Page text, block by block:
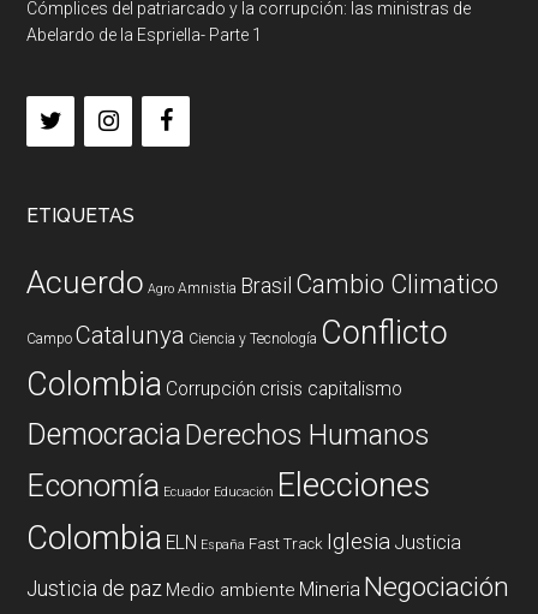
Cómplices del patriarcado y la corrupción: las ministras de
Abelardo de la Espriella- Parte 1
ETIQUETAS
Acuerdo Agro Amnistia Brasil Cambio Climatico
Campo Catalunya Ciencia y Tecnología Conflicto
Colombia Corrupción crisis capitalismo
DemocraciaDerechos Humanos
Economía Ecuador Educación Elecciones
Colombia ELN España Fast Track Iglesia Justicia
Justicia de paz Medio ambiente Mineria Negociación